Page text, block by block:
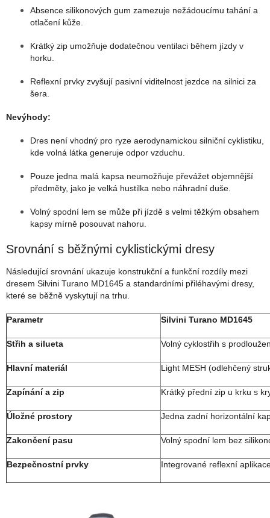
Absence silikonových gum zamezuje nežádoucímu tahání a
otlačení kůže.
Krátký zip umožňuje dodatečnou ventilaci během jízdy v
horku.
Reflexní prvky zvyšují pasivní viditelnost jezdce na silnici za
šera.
Nevýhody:
Dres není vhodný pro ryze aerodynamickou silniční cyklistiku,
kde volná látka generuje odpor vzduchu.
Pouze jedna malá kapsa neumožňuje převážet objemnější
předměty, jako je velká hustilka nebo náhradní duše.
Volný spodní lem se může při jízdě s velmi těžkým obsahem
kapsy mírně posouvat nahoru.
Srovnání s běžnými cyklistickými dresy
Následující srovnání ukazuje konstrukční a funkční rozdíly mezi
dresem Silvini Turano MD1645 a standardními přiléhavými dresy,
které se běžně vyskytují na trhu.
Parametr Silvini Turano MD1645
Střih a silueta Volný cyklostřih s
Hlavní materiál Light MESH (odlehčený
Zapínání a zip Krátký přední zip u krku s
Úložné prostory Jedna zadní horizontální
Zakončení pasu Volný spodní lem bez
Bezpečnostní prvky Integrované reflexní